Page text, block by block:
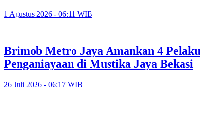
1 Agustus 2026 - 06:11 WIB
Brimob Metro Jaya Amankan 4 Pelaku
Penganiayaan di Mustika Jaya Bekasi
26 Juli 2026 - 06:17 WIB